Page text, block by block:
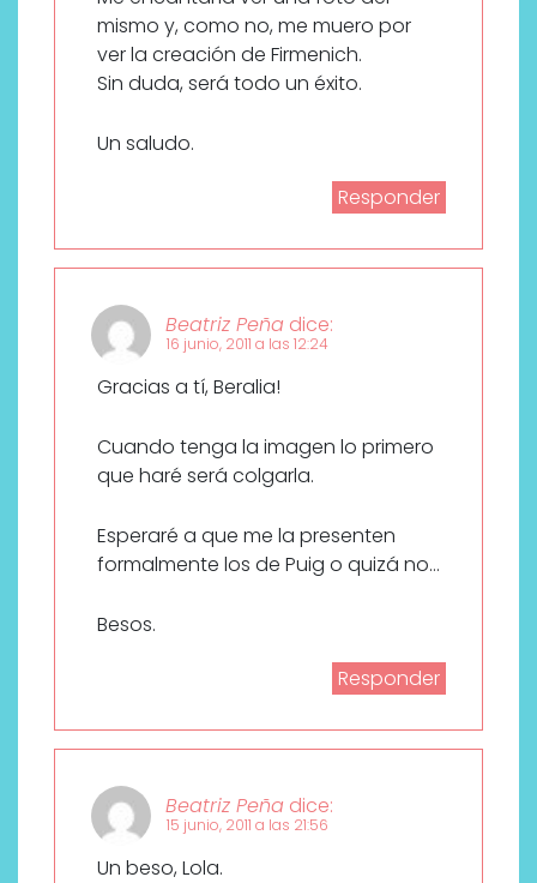
mismo y, como no, me muero por
ver la creación de Firmenich.
Sin duda, será todo un éxito.
Un saludo.
Responder
Beatriz Peña dice:
16 junio, 2011 a las 12:24
Gracias a tí, Beralia!
Cuando tenga la imagen lo primero
que haré será colgarla.
Esperaré a que me la presenten
formalmente los de Puig o quizá no…
Besos.
Responder
Beatriz Peña dice:
15 junio, 2011 a las 21:56
Un beso, Lola.